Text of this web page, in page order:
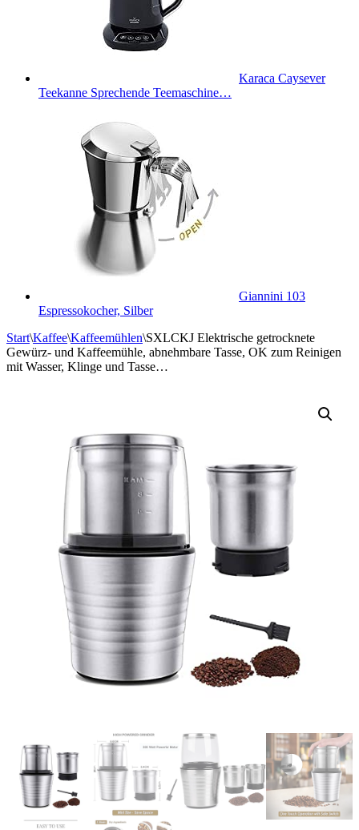
Karaca Caysever
Teekanne Sprechende Teemaschine…
Giannini 103
Espressokocher, Silber
Start\Kaffee\Kaffeemühlen\SXLCKJ Elektrische getrocknete
Gewürz- und Kaffeemühle, abnehmbare Tasse, OK zum Reinigen
mit Wasser, Klinge und Tasse…